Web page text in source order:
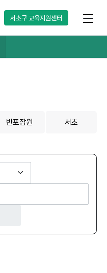
서초구교육지원센터
반포잠원 서초